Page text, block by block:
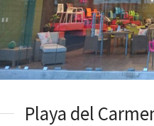
Playa del